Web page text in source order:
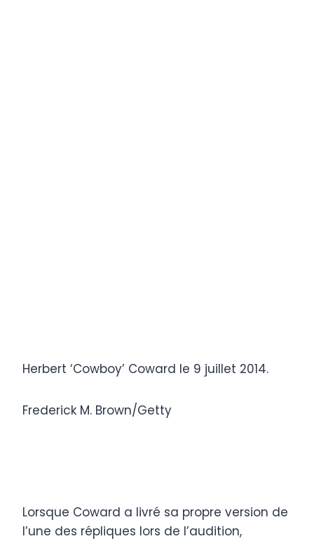
Herbert ‘Cowboy’ Coward le 9 juillet 2014.
Frederick M. Brown/Getty
Lorsque Coward a livré sa propre version de
l’une des répliques lors de l’audition,